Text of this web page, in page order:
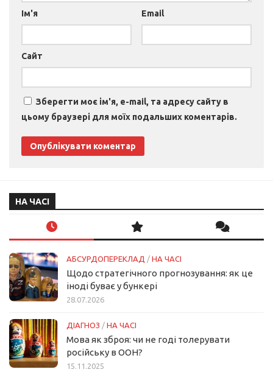
Ім'я Email
Сайт
Зберегти моє ім'я, e-mail, та адресу сайту в
цьому браузері для моїх подальших коментарів.
НА ЧАСІ
АБСУРДОПЕРЕКЛАД / НА ЧАСІ
Щодо стратегічного прогнозування: як це
іноді буває у бункері
28.07.2026
ДІАГНОЗ / НА ЧАСІ
Мова як зброя: чи не годі толерувати
російську в ООН?
15.11.2025